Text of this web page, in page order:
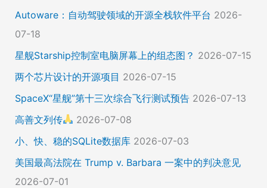
Autoware：自动驾驶领域的开源全栈软件平台 2026-
07-18
星舰Starship控制室电脑屏幕上的组态图？ 2026-07-15
两个芯片设计的开源项目 2026-07-15
SpaceX“星舰”第十三次综合飞行测试预告 2026-07-13
高善文列传
2026-07-08
小、快、稳的SQLite数据库 2026-07-03
美国最高法院在 Trump v. Barbara 一案中的判决意见
2026-07-01